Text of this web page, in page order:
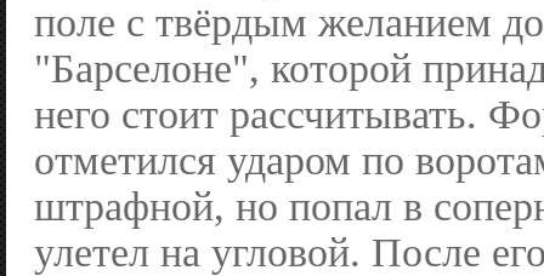
поле с твёрдым желанием
"Барселоне", которой
него стоит рассчитывать.
отметился ударом по
штрафной, но попал в
улетел на угловой. После